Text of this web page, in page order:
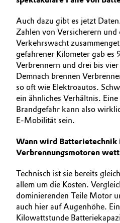
Auch dazu gibt es jetzt
Zahlen von Versicherern und
Verkehrswacht
gefahrener Kilometer gab es
Verbrennern und drei bis
Demnach brennen
so oft wie Elektroautos.
ein ähn­liches Verhältnis.
Brand­gefahr kann also
E‑Mobilität sein.
Wann wird Batterietechnik
Verbrennungsmotoren
Technisch ist sie bereits
allem um die Kosten.
dominierenden Teile Motor
auch hier auf Augenhöhe.
Kilowattstunde